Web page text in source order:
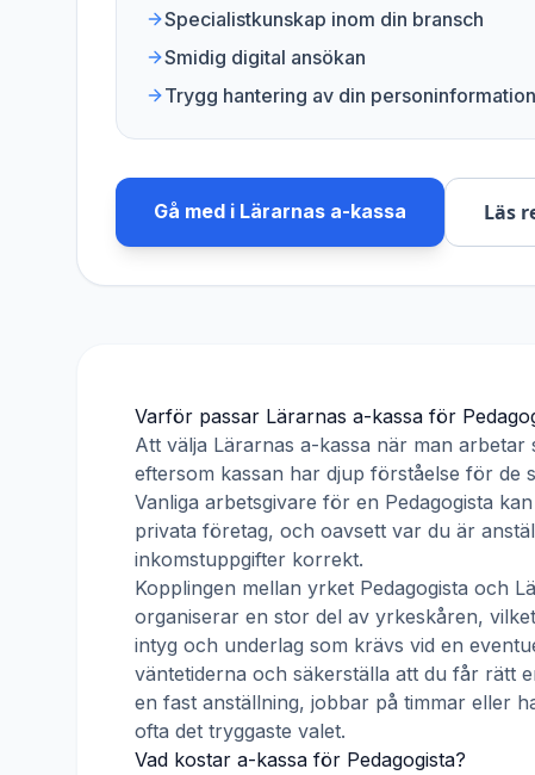
Specialistkunskap inom din bransch
Smidig digital ansökan
Trygg hantering av din personinformation
Gå med i Lärarnas a-kassa Läs
Varför passar Lärarnas a-kassa för
Att välja Lärarnas a-kassa när man arbetar
eftersom kassan har djup förståelse för de
Vanliga arbetsgivare för en Pedagogista
privata företag, och oavsett var du är
inkomstuppgifter korrekt.
Kopplingen mellan yrket Pedagogista och
organiserar en stor del av yrkeskåren,
intyg och underlag som krävs vid en
väntetiderna och säkerställa att du får rätt
en fast anställning, jobbar på timmar eller
ofta det tryggaste valet.
Vad kostar a-kassa för Pedagogista?